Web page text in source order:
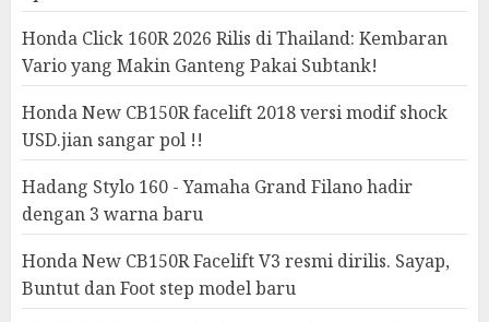
Honda Click 160R 2026 Rilis di Thailand: Kembaran
Vario yang Makin Ganteng Pakai Subtank!
Honda New CB150R facelift 2018 versi modif shock
USD.jian sangar pol !!
Hadang Stylo 160 - Yamaha Grand Filano hadir
dengan 3 warna baru
Honda New CB150R Facelift V3 resmi dirilis. Sayap,
Buntut dan Foot step model baru